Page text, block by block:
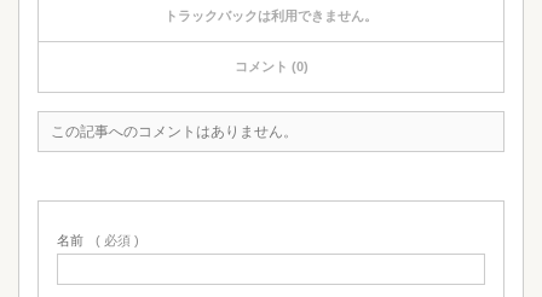
トラックバックは利用できません。
コメント (0)
この記事へのコメントはありません。
名前 ( 必須 )